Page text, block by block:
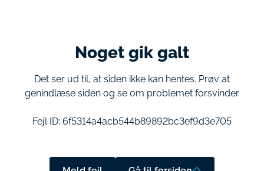
Noget gik galt
Det ser ud til, at siden ikke kan hentes. Prøv at
genindlæse siden og se om problemet forsvinder.
Fejl ID: 6f5314a4acb544b89892bc3ef9d3e705